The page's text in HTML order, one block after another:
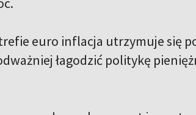
euro inflacja utrzymuje się
łagodzić politykę